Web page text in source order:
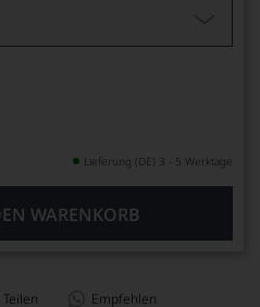
Lieferung (DE) 3 - 5 Werktage
WARENKORB
Teilen Empfehlen